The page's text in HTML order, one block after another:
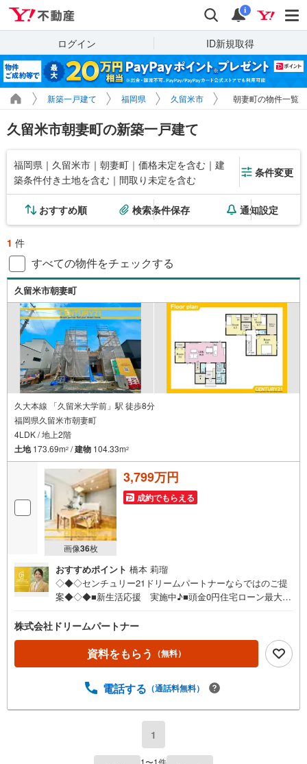
検索 通知
i
ログイン ID新規取得
新築一戸建て 福岡県 久留米市 朝妻町の物件一覧
久留米市朝妻町の新築一戸建て
福岡県｜久留米市｜朝妻町｜価格未定を含む｜建
築条件付き土地を含む｜間取り未定を含む
条件変更
おすすめ順 検索条件保存 通知設定
1 件
すべての物件をチェックする
久留米市朝妻町
久大本線 「久留米大学前」駅 徒歩8分
福岡県久留米市朝妻町
4LDK / 地上2階
土地173.69m2 /建物 104.33m2
画像36枚
3,799万円
成約でもらえる
おすすめポイント 橋本 莉瑠
◇◆◇センチュリー21ドリームパートナーならではのご提
案◆◇◆■新生活応援 実施中♪■頭金0円住宅ローン最大金
ご相談ください！分かりづらい不動産のご購入をお客様が
安心して進められるように、お客様の立場に立ってお家を
『探す』お手伝いをさせて頂きます。住まい探しはワクワ
クしながら楽しく探しましょう（^^♪まずはお気軽にご内覧
業時間外でのご内覧や、ご希望の場所へのお迎えも可能で
店で物件を成約すると PayPayボーナスライトがもらえる
「Yahoo！ 不動産 物件ご成約キャンペーン」の対象になり
ます。「資料をもらう」「見学予約をする」ボタンからお
問い合わせください。ーーーーーーーーーーーーーーーー
株式会社ドリームパートナー
資料をもらう （無料）
電話する （通話料無料）
1